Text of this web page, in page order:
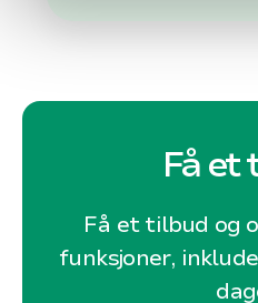
Få et
Få et tilbud og
funksjoner,